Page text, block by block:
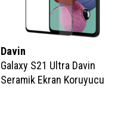
Davin
Galaxy S21 Ultra Davin
Seramik Ekran Koruyucu